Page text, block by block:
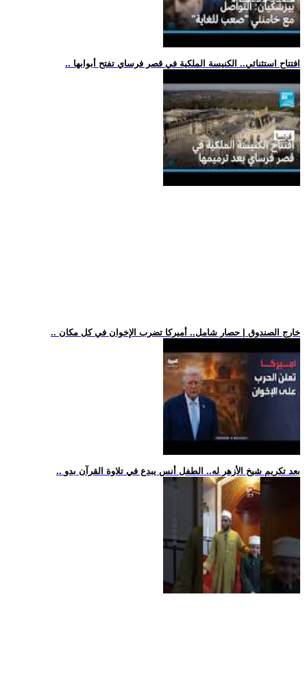
.. افتتاح استثنائي.. الكنيسة الملكية في قصر فرساي تفتح أبوابها
.. خارج الصندوق | حصار شامل.. أميركا تضرب الإخوان في كل مكان
.. بعد تكريم شيخ الأزهر له.. الطفل أنس يبدع في تلاوة القرآن بدو